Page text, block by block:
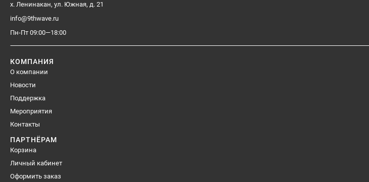
х. Ленинакан, ул. Южная, д. 21
info@9thwave.ru
Пн-Пт 09:00—18:00
КОМПАНИЯ
О компании
Новости
Поддержка
Мероприятия
Контакты
ПАРТНЁРАМ
Корзина
Личный кабинет
Оформить заказ